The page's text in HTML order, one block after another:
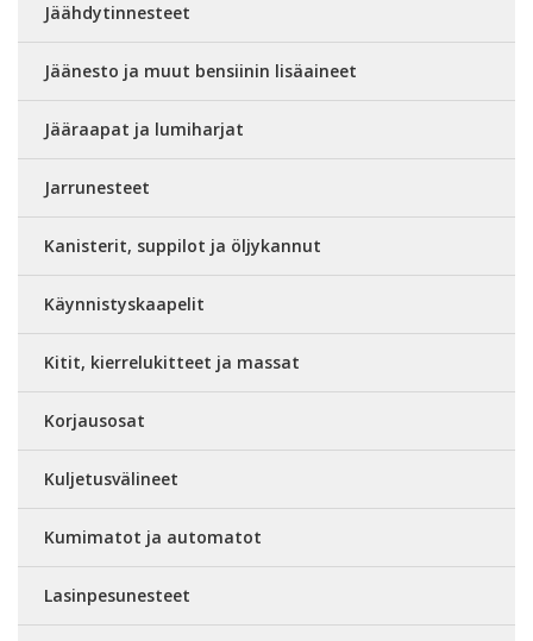
Jäähdytinnesteet
Jäänesto ja muut bensiinin lisäaineet
Jääraapat ja lumiharjat
Jarrunesteet
Kanisterit, suppilot ja öljykannut
Käynnistyskaapelit
Kitit, kierrelukitteet ja massat
Korjausosat
Kuljetusvälineet
Kumimatot ja automatot
Lasinpesunesteet